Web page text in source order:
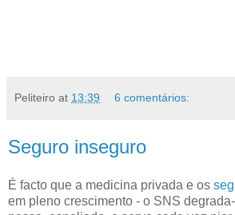
Peliteiro at 13:39 6 comentários:
Seguro inseguro
É facto que a medicina privada e os
em pleno crescimento - o SNS